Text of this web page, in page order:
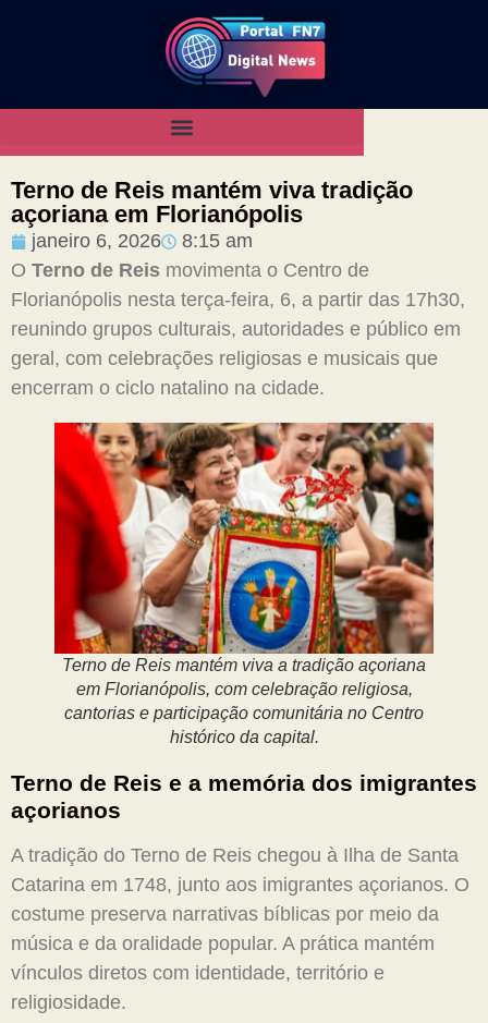
Terno de Reis mantém viva tradição
açoriana em Florianópolis
janeiro 6, 2026
8:15 am
O Terno de Reis movimenta o Centro de
Florianópolis nesta terça-feira, 6, a partir das 17h30,
reunindo grupos culturais, autoridades e público em
geral, com celebrações religiosas e musicais que
encerram o ciclo natalino na cidade.
Terno de Reis mantém viva a tradição açoriana
em Florianópolis, com celebração religiosa,
cantorias e participação comunitária no Centro
histórico da capital.
Terno de Reis e a memória dos imigrantes
açorianos
A tradição do Terno de Reis chegou à Ilha de Santa
Catarina em 1748, junto aos imigrantes açorianos. O
costume preserva narrativas bíblicas por meio da
música e da oralidade popular. A prática mantém
vínculos diretos com identidade, território e
religiosidade.